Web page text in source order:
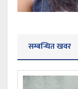
सम्बन्धित खवर